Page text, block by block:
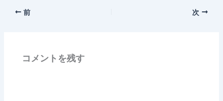
前 次
コメントを残す